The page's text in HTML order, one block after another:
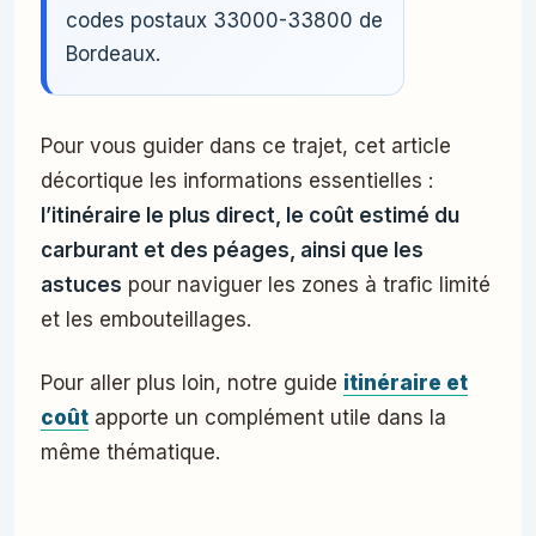
codes postaux 33000-33800 de
Bordeaux.
Pour vous guider dans ce trajet, cet article
décortique les informations essentielles :
l’itinéraire le plus direct, le coût estimé du
carburant et des péages, ainsi que les
astuces pour naviguer les zones à trafic limité
et les embouteillages.
Pour aller plus loin, notre guide itinéraire et
coût apporte un complément utile dans la
même thématique.